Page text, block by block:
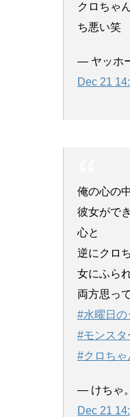
クロちゃ
ち悪い笑
— ヤッホ
Dec 21
俺の心の
彼女がで
心と
逆にクロ
女にふら
両方思っ
#水曜日の
#モンスタ
#クロちゃ
— けちゃ
Dec 21